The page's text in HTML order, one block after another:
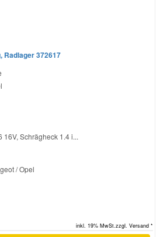
Radlager 372617
16V, Schrägheck 1.4 i...
/ Opel
inkl. 19% MwSt.zzgl. Versand *